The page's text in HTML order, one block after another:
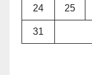
24 25
31